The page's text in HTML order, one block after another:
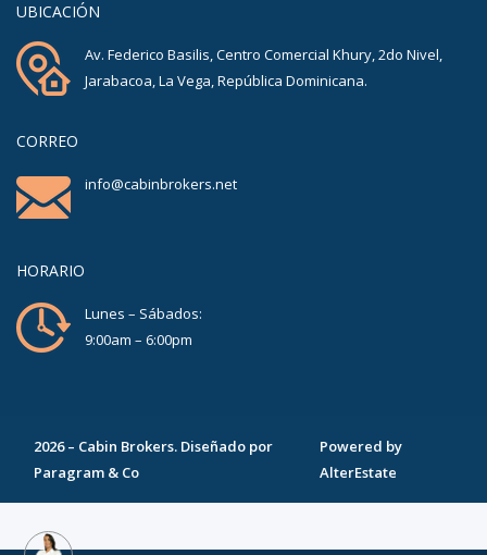
UBICACIÓN
Av. Federico Basilis, Centro Comercial Khury, 2do Nivel,
Jarabacoa, La Vega, República Dominicana.
CORREO
info@cabinbrokers.net
HORARIO
Lunes – Sábados:
9:00am – 6:00pm
2026– Cabin Brokers. Diseñado por
Paragram & Co
Powered by
AlterEstate